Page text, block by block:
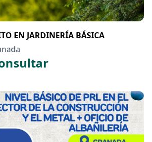
EN JARDINERÍA BÁSICA